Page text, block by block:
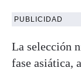
PUBLICIDAD
La selección
fase asiática,